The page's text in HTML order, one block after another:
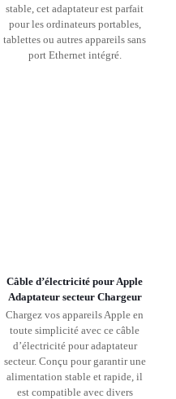
stable, cet adaptateur est parfait
pour les ordinateurs portables,
tablettes ou autres appareils sans
port Ethernet intégré.
Câble d’électricité pour Apple
Adaptateur secteur Chargeur
Chargez vos appareils Apple en
toute simplicité avec ce câble
d’électricité pour adaptateur
secteur. Conçu pour garantir une
alimentation stable et rapide, il
est compatible avec divers